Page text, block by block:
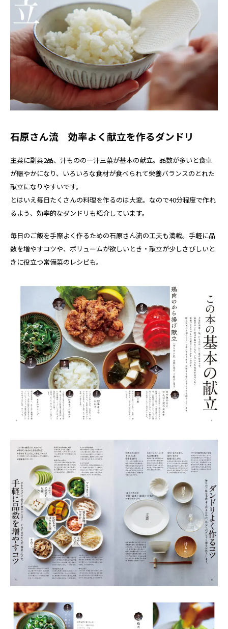
石原さん流 効率よく献立を作るダンドリ
主菜に副菜2品、汁ものの一汁三菜が基本の献立。品数が多いと食卓
が賑やかになり、いろいろな食材が食べられて栄養バランスのとれた
献立になりやすいです。
とはいえ毎日たくさんの料理を作るのは大変。なので40分程度で作れ
るよう、効率的なダンドリも紹介しています。
毎日のご飯を手際よく作るための石原さん流の工夫も満載。手軽に品
数を増やすコツや、ボリュームが欲しいとき・献立が少しさびしいと
きに役立つ常備菜のレシピも。